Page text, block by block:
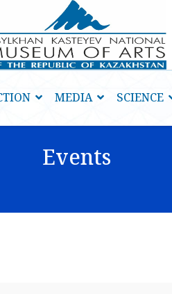
MEDIA SCIENCE
Events